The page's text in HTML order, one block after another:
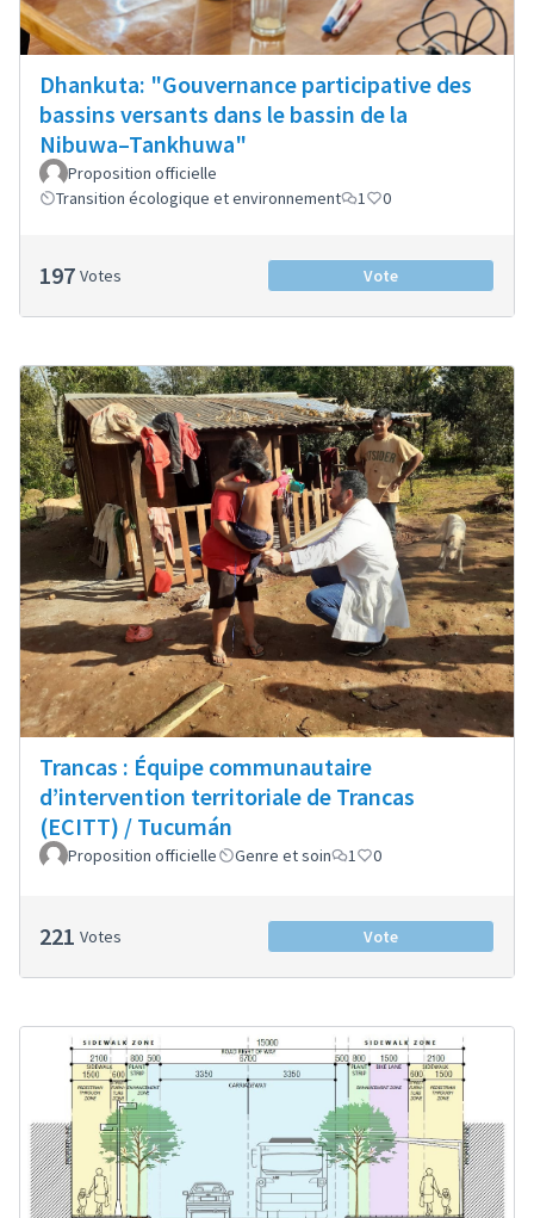
Dhankuta: "Gouvernance participative des
bassins versants dans le bassin de la
Nibuwa–Tankhuwa"
Proposition officielle
Transition écologique et environnement
1 0
197 Votes Vote
Trancas : Équipe communautaire
d’intervention territoriale de Trancas
(ECITT) / Tucumán
Proposition officielle Genre et soin 1 0
221 Votes Vote